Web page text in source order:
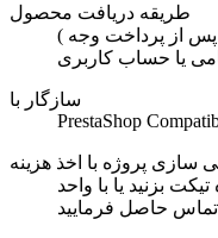
طریقه دریافت محصول
( آنی پس از پرداخت وجه ) قابل دانلود از طریق ایمیل ثبت
یا حساب کاربری
سازگار با
PrestaShop
سازی پروژه با اخذ هزینه
بزنید یا با واحد